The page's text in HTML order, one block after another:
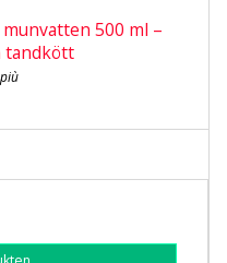
500 ml –
tandkött